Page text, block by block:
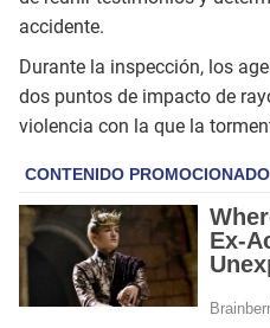
accidente.
Durante la inspección, los
dos puntos de impacto de
violencia con la que la